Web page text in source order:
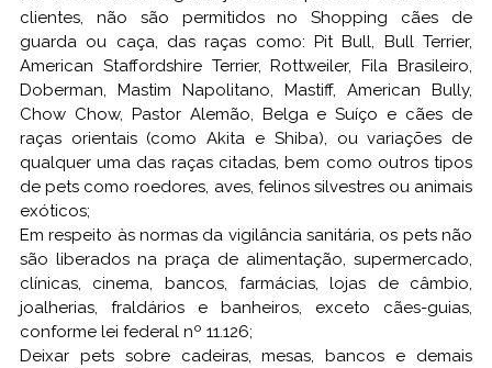
clientes, não são permitidos no Shopping cães de
guarda ou caça, das raças como: Pit Bull, Bull Terrier,
American Staffordshire Terrier, Rottweiler, Fila Brasileiro,
Doberman, Mastim Napolitano, Mastiff, American Bully,
Chow Chow, Pastor Alemão, Belga e Suíço e cães de
raças orientais (como Akita e Shiba), ou variações de
qualquer uma das raças citadas, bem como outros tipos
de pets como roedores, aves, felinos silvestres ou animais
exóticos;
Em respeito às normas da vigilância sanitária, os pets não
são liberados na praça de alimentação, supermercado,
clínicas, cinema, bancos, farmácias, lojas de câmbio,
joalherias, fraldários e banheiros, exceto cães-guias,
conforme lei federal nº 11.126;
Deixar pets sobre cadeiras, mesas, bancos e demais